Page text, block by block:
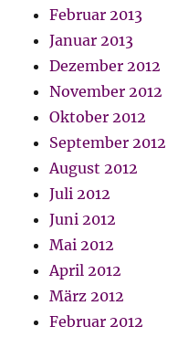
Februar 2013
Januar 2013
Dezember 2012
November 2012
Oktober 2012
September 2012
August 2012
Juli 2012
Juni 2012
Mai 2012
April 2012
März 2012
Februar 2012